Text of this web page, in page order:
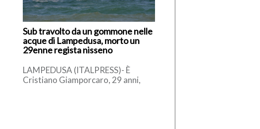
Sub travolto da un gommone nelle
acque di Lampedusa, morto un
29enne regista nisseno
LAMPEDUSA (ITALPRESS)- È
Cristiano Giamporcaro, 29 anni,